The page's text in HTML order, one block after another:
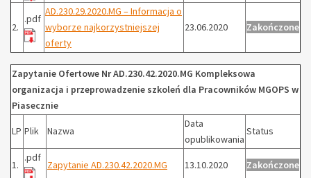
2.
.pdf
AD.230.29.2020.MG – Informacja o
wyborze najkorzystniejszej
oferty
23.06.2020 Zakończone
Zapytanie Ofertowe Nr AD.230.42.2020.MG Kompleksowa
organizacja i przeprowadzenie szkoleń dla Pracowników MGOPS w
Piasecznie
LP Plik Nazwa
Data
opublikowania
Status
1.
.pdf
Zapytanie AD.230.42.2020.MG 13.10.2020 Zakończone